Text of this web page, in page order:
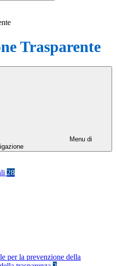
Trasparente
Menu di
28
per la prevenzione della